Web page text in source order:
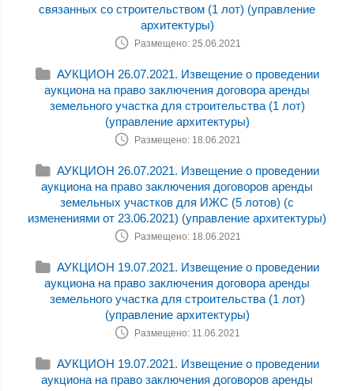
связанных со строительством (1 лот) (управление
архитектуры)
Размещено: 25.06.2021
АУКЦИОН 26.07.2021. Извещение о проведении
аукциона на право заключения договора аренды
земельного участка для строительства (1 лот)
(управление архитектуры)
Размещено: 18.06.2021
АУКЦИОН 26.07.2021. Извещение о проведении
аукциона на право заключения договоров аренды
земельных участков для ИЖС (5 лотов) (с
изменениями от 23.06.2021) (управление архитектуры)
Размещено: 18.06.2021
АУКЦИОН 19.07.2021. Извещение о проведении
аукциона на право заключения договора аренды
земельного участка для строительства (1 лот)
(управление архитектуры)
Размещено: 11.06.2021
АУКЦИОН 19.07.2021. Извещение о проведении
аукциона на право заключения договоров аренды